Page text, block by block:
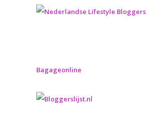
Bagageonline